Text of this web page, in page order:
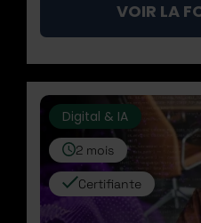
VOIR LA
Digital & IA
2 mois
Certifiante